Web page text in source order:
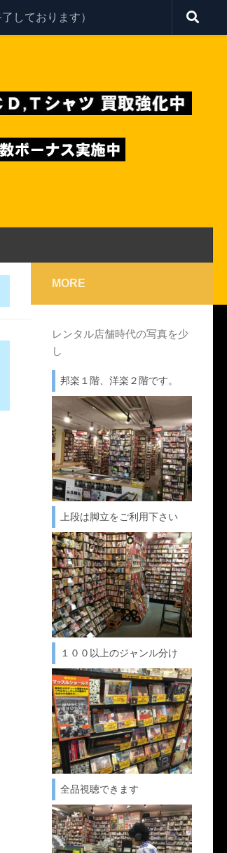
しております）
MORE
レンタル店舗時代の写真を少
し
邦楽１階、洋楽２階です。
上段は脚立をご利用下さい
１００以上のジャンル分け
全品視聴できます